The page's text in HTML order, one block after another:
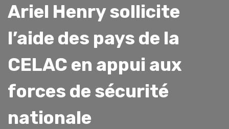
Ariel Henry sollicite
l’aide des pays de la
CELAC en appui aux
forces de sécurité
nationale